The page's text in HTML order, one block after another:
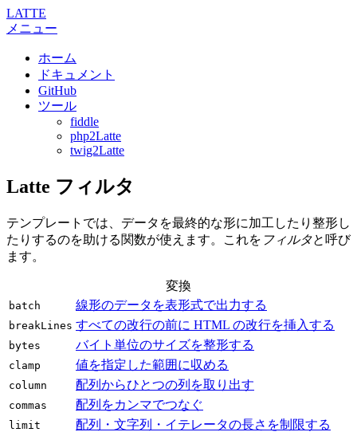
LATTE
メニュー
ホーム
ドキュメント
GitHub
ツール
fiddle
php2Latte
twig2Latte
Latte フィルタ
テンプレートでは、データを最終的な形に加工したり整形し
たりするのを助ける関数が使えます。これを フィルタと呼び
ます。
変換
batch 線形のデータを表形式で出力する
breakLines すべての改行の前に HTML の改行を挿入する
bytes バイト単位のサイズを整形する
clamp 値を指定した範囲に収める
column 配列からひとつの列を取り出す
commas 配列をカンマでつなぐ
limit 配列・文字列・イテレータの長さを制限する